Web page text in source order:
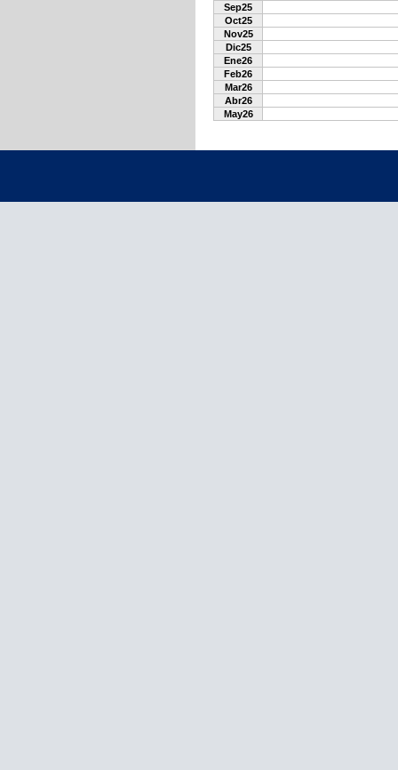
Sep25
Oct25
Nov25
Dic25
Ene26
Feb26
Mar26
Abr26
May26